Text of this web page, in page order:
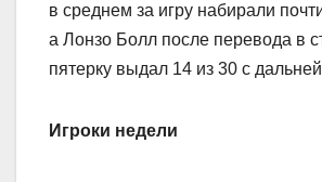
в среднем за игру набирали
а Лонзо Болл после перевода в
пятерку выдал 14 из 30 с
Игроки недели